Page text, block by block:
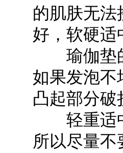
的肌肤无
好，软硬适
瑜伽垫的
如果发泡不
凸起部分破
轻重适中
所以尽量